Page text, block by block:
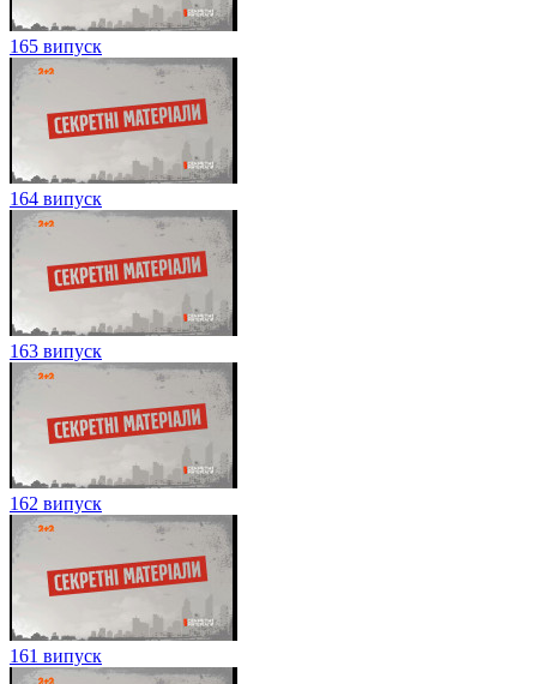
165 випуск
164 випуск
163 випуск
162 випуск
161 випуск